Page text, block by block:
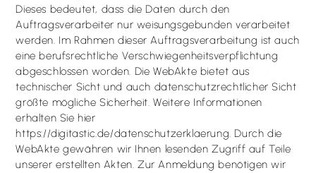
Dieses bedeutet, dass die Daten durch den
Auftragsverarbeiter nur weisungsgebunden verarbeitet
werden. Im Rahmen dieser Auftragsverarbeitung ist auch
eine berufsrechtliche Verschwiegenheitsverpflichtung
abgeschlossen worden. Die WebAkte bietet aus
technischer Sicht und auch datenschutzrechtlicher Sicht
größte mögliche Sicherheit. Weitere Informationen
erhalten Sie hier
https://digitastic.de/datenschutzerklaerung. Durch die
WebAkte gewähren wir Ihnen lesenden Zugriff auf Teile
unserer erstellten Akten. Zur Anmeldung benötigen wir